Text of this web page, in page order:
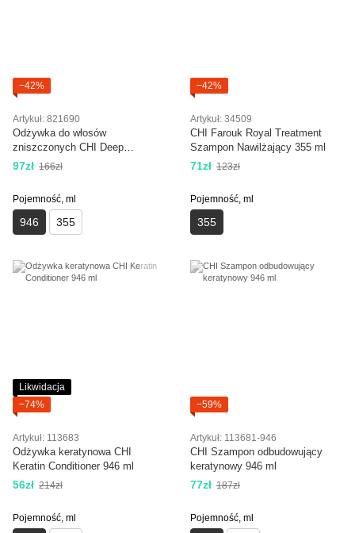
−42%
Artykuł: 821690
Odżywka do włosów
zniszczonych CHI Deep
Brilliance Optimum Moisture
97zł 166zł
Pojemność, ml
946 355
−42%
Artykuł: 34509
CHI Farouk Royal Treatment
Szampon Nawilżający 355 ml
71zł 123zł
Pojemność, ml
355
Likwidacja
−74%
Artykuł: 113683
Odżywka keratynowa CHI
Keratin Conditioner 946 ml
56zł 214zł
Pojemność, ml
−59%
Artykuł: 113681-946
CHI Szampon odbudowujący
keratynowy 946 ml
77zł 187zł
Pojemność, ml